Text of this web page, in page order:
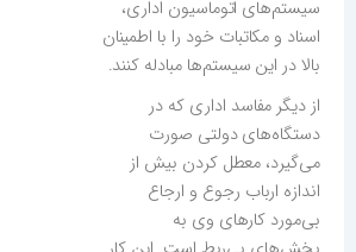
سیستم‌های اتوماسیون اداری،
اسناد و مکاتبات خود را با اطمینان
بالا در این سیستم‌ها مبادله کنند.
از دیگر مفاسد اداری که در
دستگاه‌های دولتی صورت
می‌گیرد، معطل کردن بیش از
اندازه ارباب رجوع و ارجاع
بی‌مورد کارهای وی به